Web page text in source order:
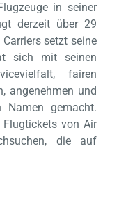
in seiner
derzeit über 29
setzt seine
sich mit seinen
fairen
angenehmen und
Namen gemacht.
von Air
die auf